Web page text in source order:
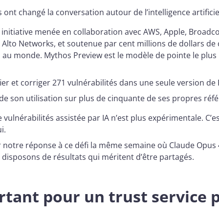
changé la conversation autour de l’intelligence
menée en collaboration avec AWS, Apple,
Networks, et soutenue par cent millions de dollars
monde. Mythos Preview est le modèle de pointe le
et corriger 271 vulnérabilités dans une seule version de
son utilisation sur plus de cinquante de ses propres
assistée par IA n’est plus expérimentale.
réponse à ce défi la même semaine où Claude
de résultats qui méritent d’être partagés.
pour un trust service